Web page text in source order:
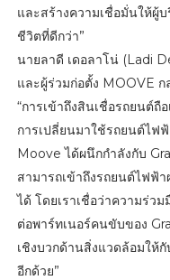
และสร้างความเชื่อมั่นให้ผู้
ชีวิตที่ดีกว่า”
นายลาดี เดอลาโน่ (Ladi
และผู้ร่วมก่อตั้ง MOOVE ก
“การเข้าถึงสินเชื่อรถยนต์
การเปลี่ยนมาใช้รถยนต์ไฟ
Moove ได้ผนึกกำลังกับ
สามารถเข้าถึงรถยนต์ไฟฟ้
ได้ โดยเราเชื่อว่าความร่ว
ต่อพาร์ทเนอร์คนขับของ
เชิงบวกด้านสิ่งแวดล้อมให้
อีกด้วย”